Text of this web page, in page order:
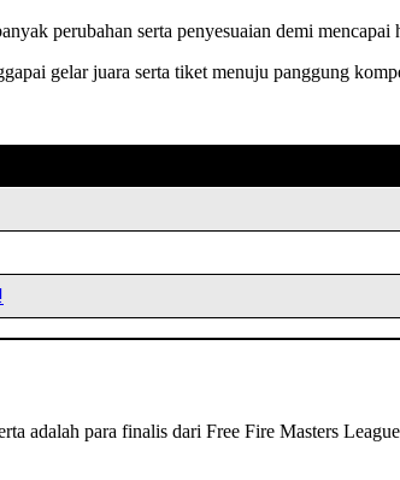
perubahan serta penyesuaian demi
gelar juara serta tiket menuju panggung
adalah para finalis dari Free Fire Masters